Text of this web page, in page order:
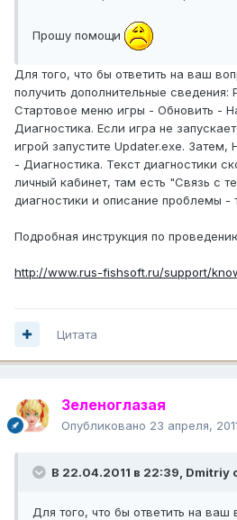
Прошу помощи
Для того, что бы ответить на ваш
получить дополнительные сведения:
Стартовое меню игры - Обновить -
Диагностика. Если игра не
игрой запустите Updater.exe. Затем,
- Диагностика. Текст диагностики
личный кабинет, там есть "Связь с
диагностики и описание проблемы -
Подробная инструкция по
http://www.rus-fishsoft.ru/support/
Цитата
Зеленоглазая
Опубликовано 23 апреля,
В 22.04.2011 в 22:39, Dmitriy
Для того, что бы ответить на ваш